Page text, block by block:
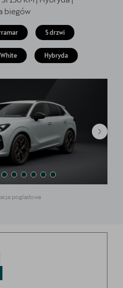
biegów
5 drzwi
Hybryda
poglądowa